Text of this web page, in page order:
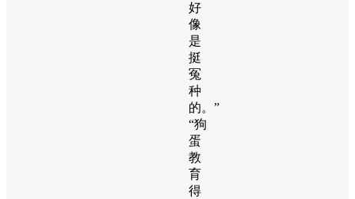
好
像
是
挺
冤
种
的。”
“狗
蛋
教
育
得